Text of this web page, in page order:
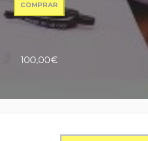
COMPRAR
100,00€